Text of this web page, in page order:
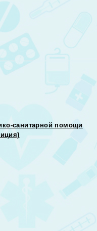
санитарной помощи